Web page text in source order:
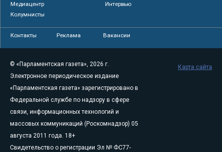
Медиацентр
Интервью
Колумнисты
Контакты Реклама Вакансии
© «Парламентская газета», 2026 г.
Электронное периодическое издание
«Парламентская газета» зарегистрировано в
Федеральной службе по надзору в сфере
связи, информационных технологий и
массовых коммуникаций (Роскомнадзор) 05
августа 2011 года. 18+
Свидетельство о регистрации Эл № ФС77-
Карта сайта